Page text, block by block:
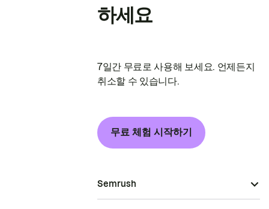
하세요
7일간 무료로 사용해 보세요. 언제든지
취소할 수 있습니다.
무료 체험 시작하기
Semrush